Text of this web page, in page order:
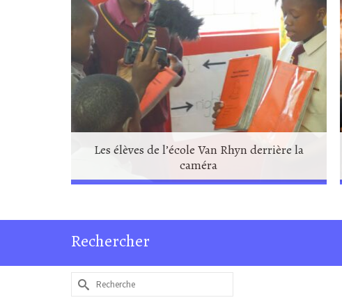
Les élèves de l’école Van Rhyn derrière la
caméra
Rechercher
Rechercher :